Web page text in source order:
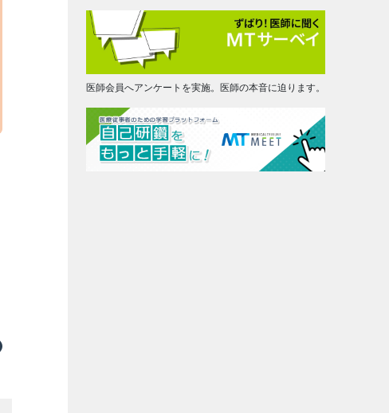
医師会員へアンケートを実施。医師の本音に迫ります。